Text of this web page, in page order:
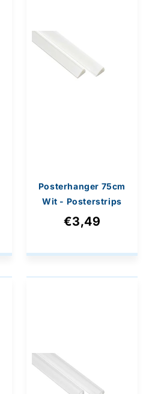
Posterhanger 75cm
Wit - Posterstrips
met Ophanggat
€3,49